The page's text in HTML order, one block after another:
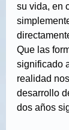
su vida, en
Que las
significado
realidad
desarrollo
dos años